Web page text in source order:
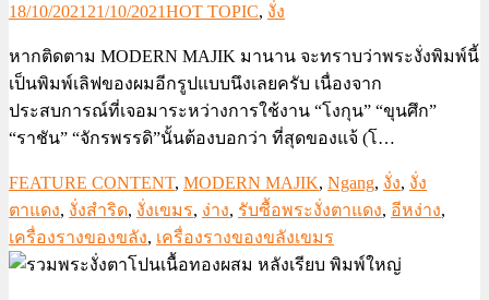
18/10/2021 21/10/2021HOT TOPIC, งั่ง
หากติดตาม MODERN MAJIK มานาน จะทราบว่าพระงั่งพิมพ์นี้
เป็นพิมพ์เลิฟของผมอีกรูปแบบนึงเลยครับ เนื่องจาก
ประสบการณ์ที่เจอมาระหว่างการใช้งาน “โงกุน” “ขุนศึก”
“ราชัน” “จักรพรรดิ”นั้นต้องบอกว่า ที่สุดของแจ้ (โ…
FEATURE CONTENT, MODERN MAJIK, Ngang, งั่ง, งั่ง
ตาแดง, งั่งสำริด, งั่งเขมร, ง่าง, รับซื้อพระงั่งตาแดง, อีหง่าง,
เครื่องรางของขลัง, เครื่องรางของขลังเขมร